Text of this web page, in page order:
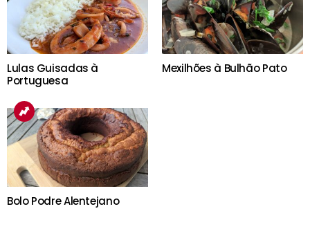
Lulas Guisadas à
Portuguesa
Mexilhões à Bulhão Pato
Bolo Podre Alentejano